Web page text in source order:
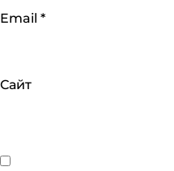
Email *
Сайт